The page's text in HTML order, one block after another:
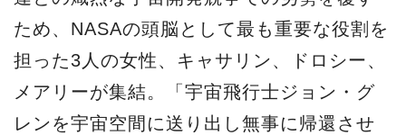
確固たる意志と大いなる夢を感じさせる表
情が印象的な仕上がりとなっている。出演
はタラジ・P・ヘンソン、オクタヴィア・ス
ペンサー（オスカー助演女優賞候補）、ジ